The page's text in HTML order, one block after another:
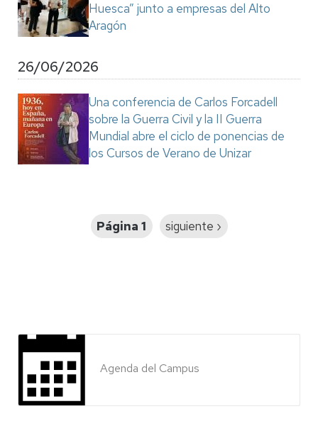
Huesca” junto a empresas del Alto
Aragón
26/06/2026
Una conferencia de Carlos Forcadell
sobre la Guerra Civil y la II Guerra
Mundial abre el ciclo de ponencias de
los Cursos de Verano de Unizar
Página 1
Siguiente
siguiente ›
Agenda del Campus